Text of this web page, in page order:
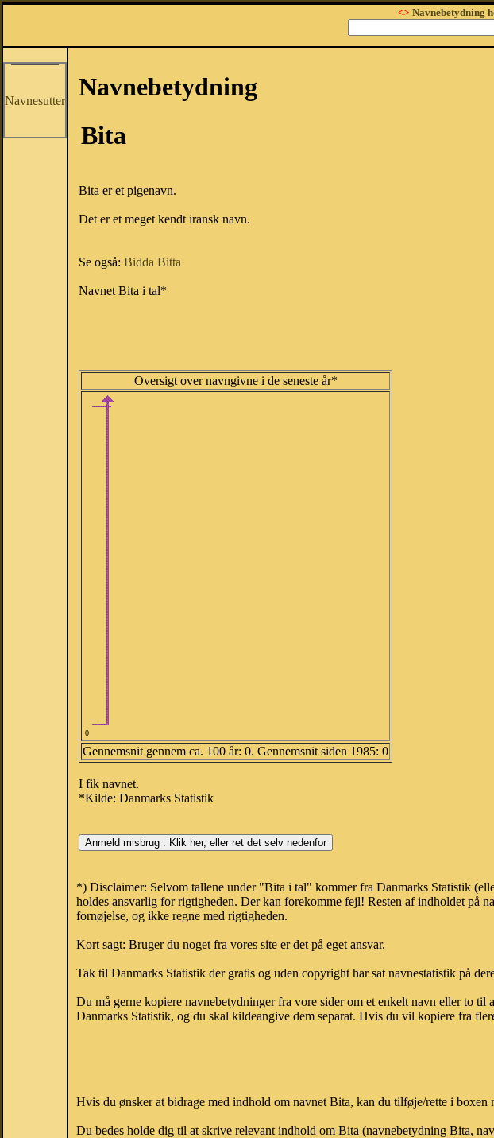
<> Navnebetydning
Navnesutter
Navnebetydning
Bita
Bita er et pigenavn.
Det er et meget kendt iransk navn.
Se også: Bidda Bitta
Navnet Bita i tal*
Oversigt over navngivne i de seneste år*
0
Gennemsnit gennem ca. 100 år: 0. Gennemsnit siden 1985: 0
I fik navnet.
*Kilde: Danmarks Statistik
*) Disclaimer: Selvom tallene under "Bita i tal" kommer fra Danmarks Statistik
holdes ansvarlig for rigtigheden. Der kan forekomme fejl! Resten af indholdet på
fornøjelse, og ikke regne med rigtigheden.
Kort sagt: Bruger du noget fra vores site er det på eget ansvar.
Tak til Danmarks Statistik der gratis og uden copyright har sat navnestatistik på
Du må gerne kopiere navnebetydninger fra vore sider om et enkelt navn eller to til
Danmarks Statistik, og du skal kildeangive dem separat. Hvis du vil kopiere fra
Hvis du ønsker at bidrage med indhold om navnet Bita, kan du tilføje/rette i boxen
Du bedes holde dig til at skrive relevant indhold om Bita (navnebetydning Bita,